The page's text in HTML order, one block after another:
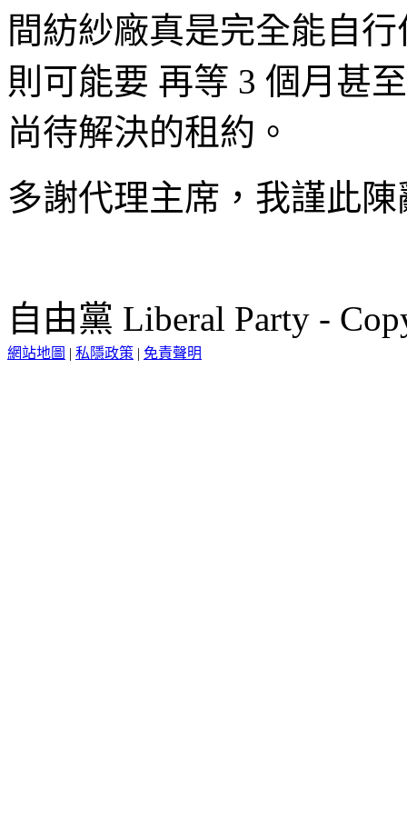
間紡紗廠真是完全能自
則可能要 再等 3 個月甚
尚待解決的租約。
多謝代理主席，我謹此陳
自由黨 Liberal Party -
網站地圖 | 私隱政策 | 免責聲明